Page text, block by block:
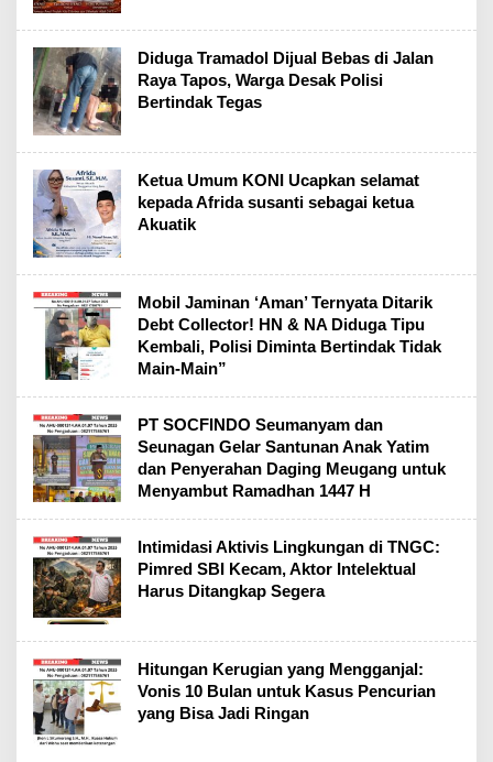
Diduga Tramadol Dijual Bebas di Jalan
Raya Tapos, Warga Desak Polisi
Bertindak Tegas
Ketua Umum KONI Ucapkan selamat
kepada Afrida susanti sebagai ketua
Akuatik
Mobil Jaminan ‘Aman’ Ternyata Ditarik
Debt Collector! HN & NA Diduga Tipu
Kembali, Polisi Diminta Bertindak Tidak
Main-Main”
PT SOCFINDO Seumanyam dan
Seunagan Gelar Santunan Anak Yatim
dan Penyerahan Daging Meugang untuk
Menyambut Ramadhan 1447 H
Intimidasi Aktivis Lingkungan di TNGC:
Pimred SBI Kecam, Aktor Intelektual
Harus Ditangkap Segera
Hitungan Kerugian yang Mengganjal:
Vonis 10 Bulan untuk Kasus Pencurian
yang Bisa Jadi Ringan